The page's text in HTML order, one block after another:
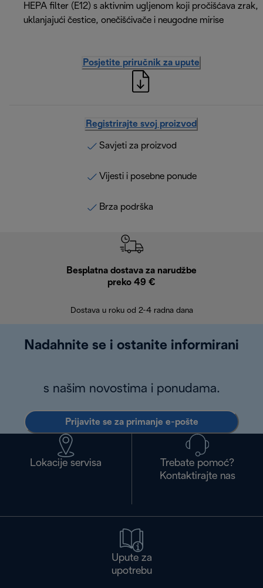
HEPA filter (E12) s aktivnim ugljenom koji pročišćava zrak,
uklanjajući čestice, onečišćivače i neugodne mirise
Posjetite priručnik za upute
Registrirajte svoj proizvod
Savjeti za proizvod
Vijesti i posebne ponude
Brza podrška
Besplatna dostava za narudžbe
preko 49 €
Dostava u roku od 2-4 radna dana
Nadahnite se i ostanite informirani
s našim novostima i ponudama.
Prijavite se za primanje e-pošte
Lokacije servisa
Trebate pomoć?
Kontaktirajte nas
Upute za
upotrebu